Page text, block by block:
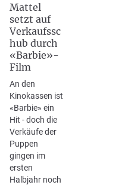
Mattel
setzt auf
Verkaufssc
hub durch
«Barbie»-
Film
An den
Kinokassen ist
«Barbie» ein
Hit - doch die
Verkäufe der
Puppen
gingen im
ersten
Halbjahr noch